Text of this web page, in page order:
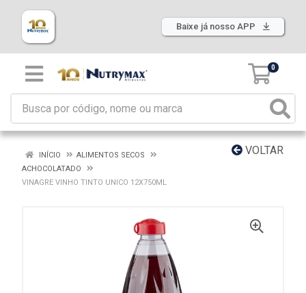
Baixe já nosso APP
0
VOLTAR
INÍCIO
ALIMENTOS SECOS
ACHOCOLATADO
VINAGRE VINHO TINTO UNICO 12X750ML